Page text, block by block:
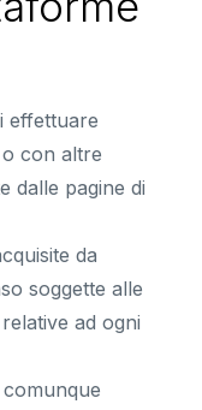
effettuare
con altre
dalle pagine di
da
soggette alle
ad ogni